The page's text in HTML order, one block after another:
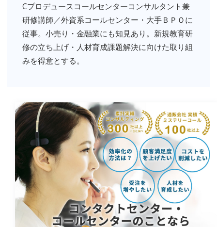
Cプロデュースコールセンターコンサルタント兼
研修講師／外資系コールセンター・大手ＢＰＯに
従事。小売り・金融業にも知見あり。新規教育研
修の立ち上げ・人材育成課題解決に向けた取り組
みを得意とする。